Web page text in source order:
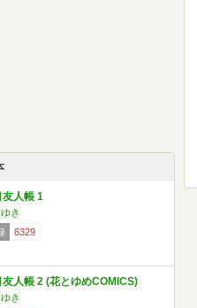
友人帳 1
き
6329
友人帳 2 (花とゆめCOMICS)
き